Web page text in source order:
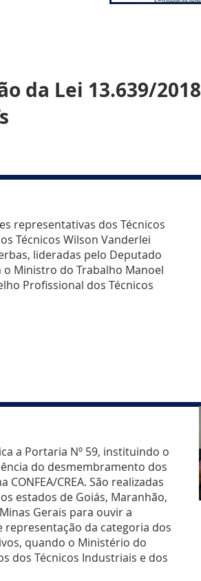
da Lei 13.639/2018
representativas dos Técnicos
Técnicos Wilson Vanderlei
lideradas pelo Deputado
Ministro do Trabalho Manoel
Profissional dos Técnicos
a Portaria Nº 59, instituindo o
do desmembramento dos
CREA. São realizadas
estados de Goiás, Maranhão,
Gerais para ouvir a
representação da categoria dos
quando o Ministério do
dos Técnicos Industriais e dos